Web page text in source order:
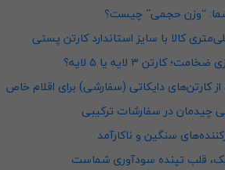
“وزن حجمی” چیست؟
کالا با سایز استاندارد کارتن پستی
کارتن ۳ لایه یا ۵ لایه؟
کارتن‌های دایکاتی (سفارشی) برای اقلام خاص
چیدمان در سفارشات ترکیبی
سنگین و ناکارآمد
قلب تپنده سودآوری شماست